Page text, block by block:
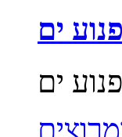
ים